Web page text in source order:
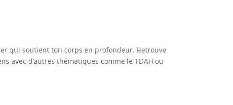
qui soutient ton corps en profondeur. Retrouve
avec d’autres thématiques comme le TDAH ou